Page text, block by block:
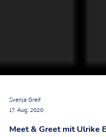
Svenja Greif